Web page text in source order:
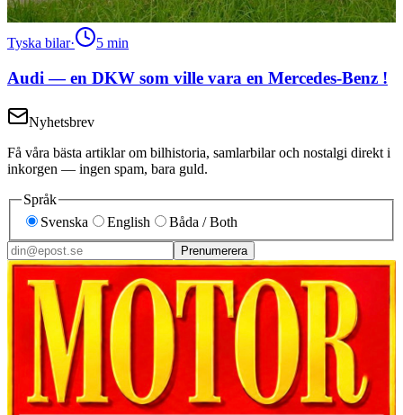
Tyska bilar· 5 min
Audi — en DKW som ville vara en Mercedes-Benz !
Nyhetsbrev
Få våra bästa artiklar om bilhistoria, samlarbilar och nostalgi direkt i
inkorgen — ingen spam, bara guld.
Språk
Svenska
English Båda / Both
Prenumerera